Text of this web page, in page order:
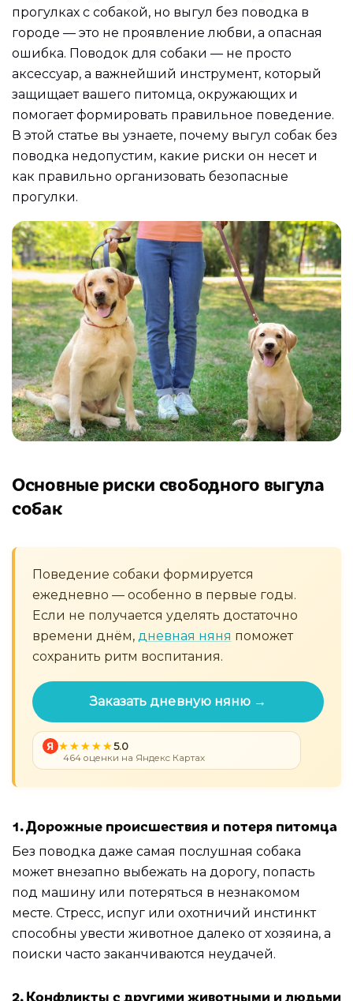
прогулках с собакой, но выгул без поводка в
городе — это не проявление любви, а опасная
ошибка. Поводок для собаки — не просто
аксессуар, а важнейший инструмент, который
защищает вашего питомца, окружающих и
помогает формировать правильное поведение.
В этой статье вы узнаете, почему выгул собак без
поводка недопустим, какие риски он несет и
как правильно организовать безопасные
прогулки.
Основные риски свободного выгула
собак
Поведение собаки формируется
ежедневно — особенно в первые годы.
Если не получается уделять достаточно
времени днём, дневная няня поможет
сохранить ритм воспитания.
Заказать дневную няню →
Я 5.0
464 оценки на Яндекс Картах
1. Дорожные происшествия и потеря питомца
Без поводка даже самая послушная собака
может внезапно выбежать на дорогу, попасть
под машину или потеряться в незнакомом
месте. Стресс, испуг или охотничий инстинкт
способны увести животное далеко от хозяина, а
поиски часто заканчиваются неудачей.
2. Конфликты с другими животными и людьми